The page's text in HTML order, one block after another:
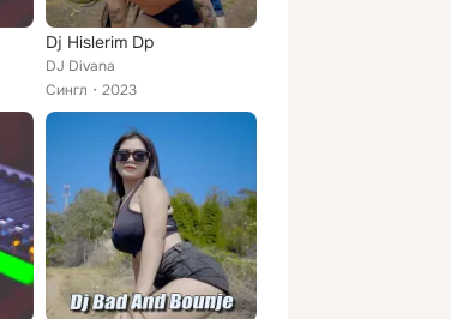
Dj Hislerim Dp
DJ Divana
Сингл
2023